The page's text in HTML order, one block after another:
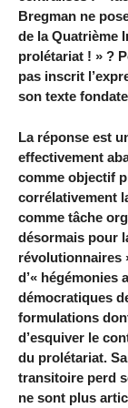
Bregman ne
de la Quatrième
prolétariat ! » ?
pas inscrit
son texte
La réponse est
effectivement
comme objectif
corrélativement
comme tâche
désormais pour
révolutionnaires
d’« hégémonies
démocratiques
formulations
d’esquiver le
du prolétariat.
transitoire perd
ne sont plus